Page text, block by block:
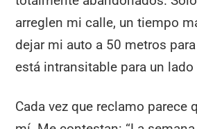
arreglen mi calle, un tiempo
dejar mi auto a 50 metros
está intransitable para un lado
Cada vez que reclamo parece